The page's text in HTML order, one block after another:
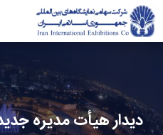
دیدار هیأت مدیره